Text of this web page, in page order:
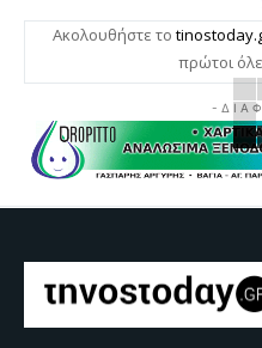
Ακολουθήστε το
πρώτοι
- Δ Ι Α